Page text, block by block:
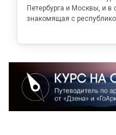
Петербурга и Москвы, и в
знакомящая с